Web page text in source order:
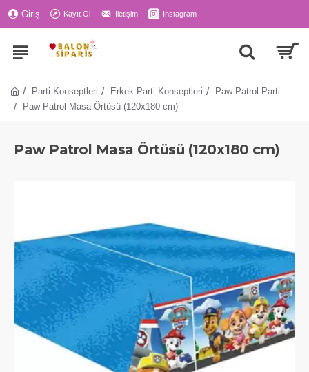
Giriş Kayıt Ol İletişim Instagram
Parti Konseptleri Erkek Parti Konseptleri
Paw Patrol Parti
Paw Patrol Masa Örtüsü (120x180 cm)
Paw Patrol Masa Örtüsü (120x180 cm)